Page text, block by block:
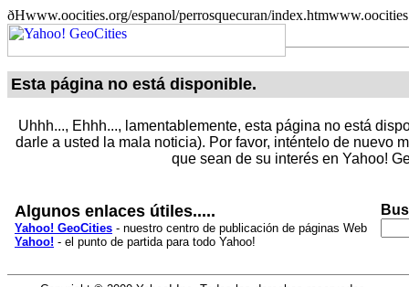
ðHwww.oocities.org/espanol/perrosquecuran/
Esta página no está disponible.
Uhhh..., Ehhh..., lamentablemente, esta página no está
darle a usted la mala noticia). Por favor, inténtelo de nuevo
que sean de su interés en Yahoo!
Algunos enlaces útiles.....
Yahoo! GeoCities - nuestro centro de publicación de páginas Web
Yahoo! - el punto de partida para todo Yahoo!